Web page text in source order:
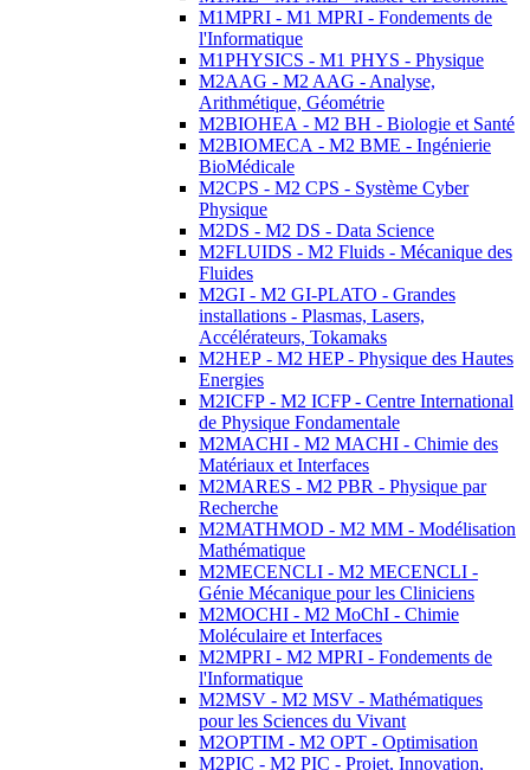
M1MPRI - M1 MPRI - Fondements de
l'Informatique
M1PHYSICS - M1 PHYS - Physique
M2AAG - M2 AAG - Analyse,
Arithmétique, Géométrie
M2BIOHEA - M2 BH - Biologie et Santé
M2BIOMECA - M2 BME - Ingénierie
BioMédicale
M2CPS - M2 CPS - Système Cyber
Physique
M2DS - M2 DS - Data Science
M2FLUIDS - M2 Fluids - Mécanique des
Fluides
M2GI - M2 GI-PLATO - Grandes
installations - Plasmas, Lasers,
Accélérateurs, Tokamaks
M2HEP - M2 HEP - Physique des Hautes
Energies
M2ICFP - M2 ICFP - Centre International
de Physique Fondamentale
M2MACHI - M2 MACHI - Chimie des
Matériaux et Interfaces
M2MARES - M2 PBR - Physique par
Recherche
M2MATHMOD - M2 MM - Modélisation
Mathématique
M2MECENCLI - M2 MECENCLI -
Génie Mécanique pour les Cliniciens
M2MOCHI - M2 MoChI - Chimie
Moléculaire et Interfaces
M2MPRI - M2 MPRI - Fondements de
l'Informatique
M2MSV - M2 MSV - Mathématiques
pour les Sciences du Vivant
M2OPTIM - M2 OPT - Optimisation
M2PIC - M2 PIC - Projet, Innovation,